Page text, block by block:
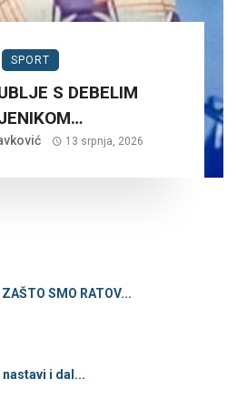
SPORT
S DEBELIM
13 srpnja, 2026
SMO RATOV...
i dal...